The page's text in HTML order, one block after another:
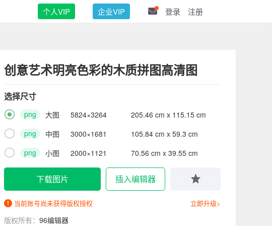
个人VIP 企业VIP 登录 注册
创意艺术明亮色彩的木质拼图高清图
选择尺寸
 png 大图 5824×3264 205.46 cm x 115.15 cm
 png 中图 3000×1681 105.84 cm x 59.3 cm
 png 小图 2000×1121 70.56 cm x 39.55 cm
下载图片 插入编辑器
当前账号尚未获得版权授权 立即升级>
版权所有： 96编辑器